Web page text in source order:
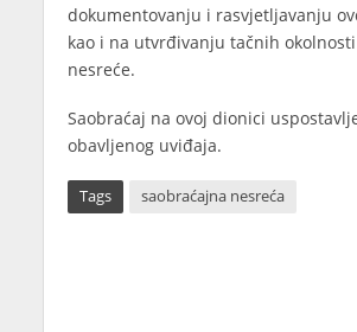
dokumentovanju i rasvjetljavanju
kao i na utvrđivanju tačnih
nesreće.
Saobraćaj na ovoj dionici
obavljenog uviđaja.
Tags saobraćajna nesreća